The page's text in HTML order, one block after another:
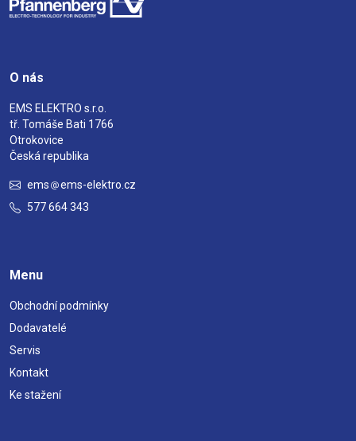
O nás
EMS ELEKTRO s.r.o.
tř. Tomáše Bati 1766
Otrokovice
Česká republika
ems
ems-elektro.cz
577 664 343
Menu
Obchodní podmínky
Dodavatelé
Servis
Kontakt
Ke stažení